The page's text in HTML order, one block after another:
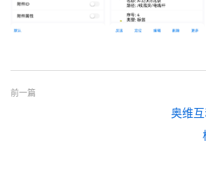
前一篇
奥维